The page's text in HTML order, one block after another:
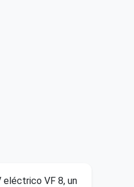
eléctrico VF 8, un